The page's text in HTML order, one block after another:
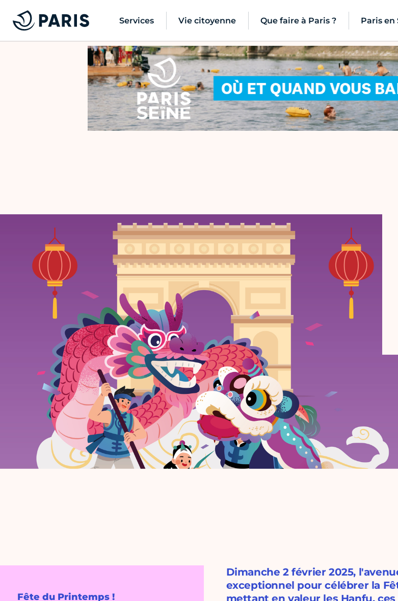
Services Vie citoyenne Que faire à Paris ? Paris en
Fête du Printemps !
Dimanche 2 février 2025,
exceptionnel pour célébrer la
mettant en valeur les Hanfu,